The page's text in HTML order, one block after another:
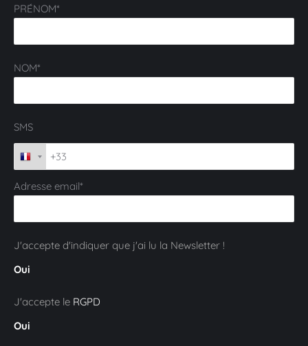
PRÉNOM*
NOM*
SMS
Adresse email*
J'accepte d'indiquer que j'ai lu la Newsletter !
Oui
J'accepte le RGPD
Oui